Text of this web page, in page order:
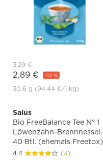
3,29 €
2,89 € -12 %
30.6 g (94,44 €/1 kg)
Salus
Bio FreeBalance Tee N° 1
Löwenzahn-Brennnessel,
40 Btl. (ehemals Freetox)
4.4 (3)